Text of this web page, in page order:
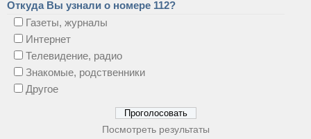
Откуда Вы узнали о номере 112?
Газеты, журналы
Интернет
Телевидение, радио
Знакомые, родственники
Другое
Посмотреть результаты